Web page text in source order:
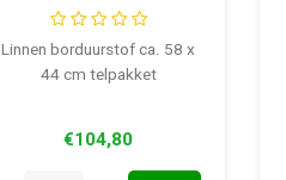
72-452
Linnen borduurstof ca. 58 x
44 cm telpakket
€104,80